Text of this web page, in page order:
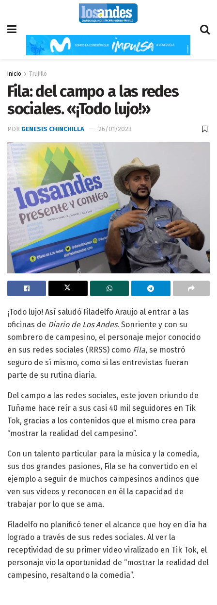
Inicio Trujillo
Fila: del campo a las redes
sociales. «¡Todo lujo!»
POR GENESIS CHINCHILLA 26/01/2023
¡Todo lujo! Así saludó Filadelfo Araujo al entrar a las
oficinas de Diario de Los Andes. Sonriente y con su
sombrero de campesino, el personaje mejor conocido
en sus redes sociales (RRSS) como Fila, se mostró
seguro de sí mismo, como si las entrevistas fueran
parte de su rutina diaria.
Del campo a las redes sociales, este joven oriundo de
Tuñame hace reír a sus casi 40 mil seguidores en Tik
Tok, gracias a los contenidos que el mismo crea para
“mostrar la realidad del campesino”.
Con un talento particular para la música y la comedia,
sus dos grandes pasiones, Fila se ha convertido en el
ejemplo a seguir de muchos campesinos andinos que
ven sus videos y reconocen en él la capacidad de
trabajar por lo que se ama.
Filadelfo no planificó tener el alcance que hoy en día ha
logrado a través de sus redes sociales. Al ver la
receptividad de su primer video viralizado en Tik Tok, el
personaje vio la oportunidad de “mostrar la realidad del
campesino, resaltando la comedia”.